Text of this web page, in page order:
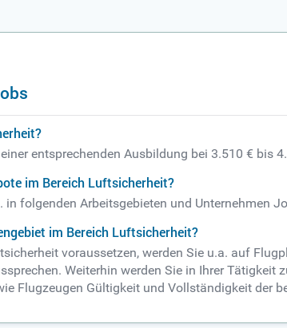
entsprechenden Ausbildung bei 3.510 € bis
im Bereich Luftsicherheit?
folgenden Arbeitsgebieten und Unternehmen
im Bereich Luftsicherheit?
voraussetzen, werden Sie u.a. auf
Weiterhin werden Sie in Ihrer
Flugzeugen Gültigkeit und Vollständigkeit der